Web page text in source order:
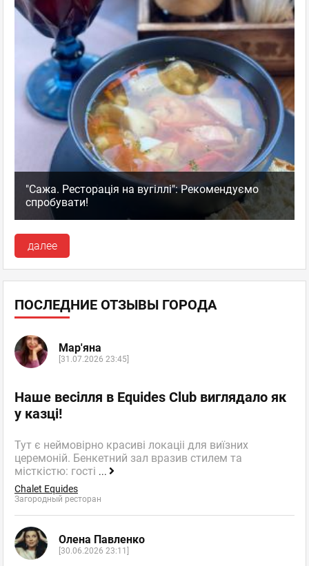
"Сажа. Ресторація на вугіллі": Рекомендуємо
спробувати!
далее
ПОСЛЕДНИЕ ОТЗЫВЫ ГОРОДА
Мар'яна
[31.07.2026 23:45]
Наше весілля в Equides Club виглядало як
у казці!
Тут є неймовірно красиві локаціі для виїзних
церемоній. Бенкетний зал вразив стилем та
місткістю: гості ...
Chalet Equides
Загородный ресторан
Олена Павленко
[30.06.2026 23:11]